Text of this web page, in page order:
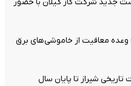
جدید شرکت گاز گیلان با حضور
درجه و بالاتر؛ وعده معافیت از خاموشی‌های برق
شیراز تا پایان سال